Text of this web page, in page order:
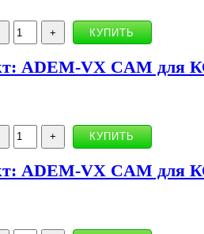
ADEM-VX CAM для
ADEM-VX CAM для